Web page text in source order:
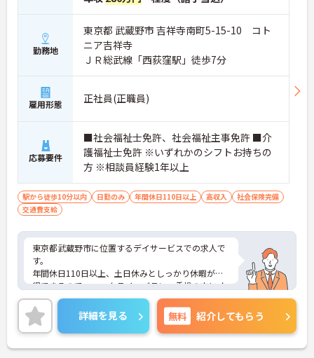
勤務地
東京都 武蔵野市 吉祥寺南町5-15-10 コト
ニア吉祥寺
ＪＲ総武線「西荻窪駅」徒歩7分
雇用形態 正社員(正職員)
応募要件
■社会福祉士免許、社会福祉主事免許 ■介
護福祉士免許 ※いずれかのシフトお持ちの
方 ※相談員経験1年以上
駅から徒歩10分以内 日勤のみ 年間休日110日以上 高収入
社会保険完備
交通費支給
東京都武蔵野市に位置するデイサービスでの求人で
す。
年間休日110日以上、土日休みとしっかり休暇が取
得できるので、ワークライフバランス重視の方にオ
ススメ★
最寄り駅より徒歩10分圏内と好立地にあるので、通
勤のストレスが少ないのも嬉しいポイントです！
あなたの経験やスキルを活かして、利用者の皆さま
が安心して過ごせる空間づくりにチャレンジしてみ
詳細を見る 無料 紹介してもらう